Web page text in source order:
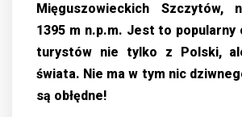
Mięguszowieckich Szczytów,
1395 m n.p.m. Jest to popularny
turystów nie tylko z Polski,
świata. Nie ma w tym nic
są obłędne!